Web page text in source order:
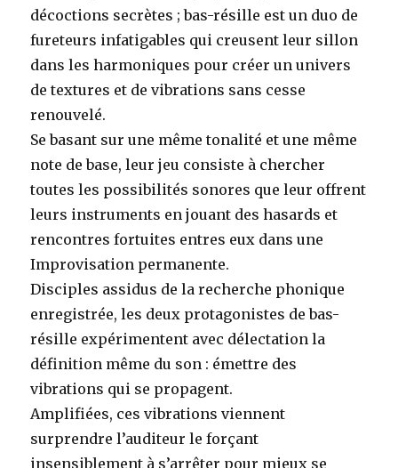
décoctions secrètes ; bas-résille est un duo de
fureteurs infatigables qui creusent leur sillon
dans les harmoniques pour créer un univers
de textures et de vibrations sans cesse
renouvelé.
Se basant sur une même tonalité et une même
note de base, leur jeu consiste à chercher
toutes les possibilités sonores que leur offrent
leurs instruments en jouant des hasards et
rencontres fortuites entres eux dans une
Improvisation permanente.
Disciples assidus de la recherche phonique
enregistrée, les deux protagonistes de bas-
résille expérimentent avec délectation la
définition même du son : émettre des
vibrations qui se propagent.
Amplifiées, ces vibrations viennent
surprendre l’auditeur le forçant
insensiblement à s’arrêter pour mieux se